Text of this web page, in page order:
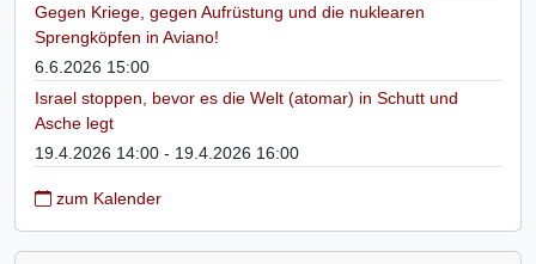
Gegen Kriege, gegen Aufrüstung und die nuklearen
Sprengköpfen in Aviano!
6.6.2026 15:00
Israel stoppen, bevor es die Welt (atomar) in Schutt und
Asche legt
19.4.2026 14:00 - 19.4.2026 16:00
zum Kalender